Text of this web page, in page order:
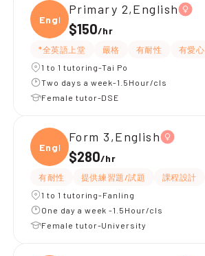
Engli
Primary 2,English
$150/hr
*全英語上堂 嚴格 有耐性 有愛心
1 to 1 tutoring-Tai Po
Two days a week-1.5Hour/cls
Female tutor-DSE
Engli
Form 3,English
$280/hr
有耐性 提供練習題/試題 課程設計
1 to 1 tutoring-Fanling
One day a week -1.5Hour/cls
Female tutor-University